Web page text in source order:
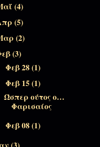
(4)
(5)
(2)
(3)
Φεβ 28(1)
Φεβ 15(1)
Ώσπερ ούτος ο…
Φαρισαίος
Φεβ 08(1)